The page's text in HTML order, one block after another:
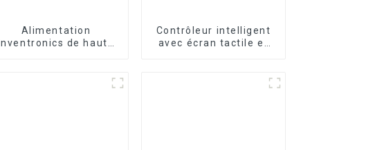
Alimentation
Inventronics de haute
Contrôleur intelligent
avec écran tactile et